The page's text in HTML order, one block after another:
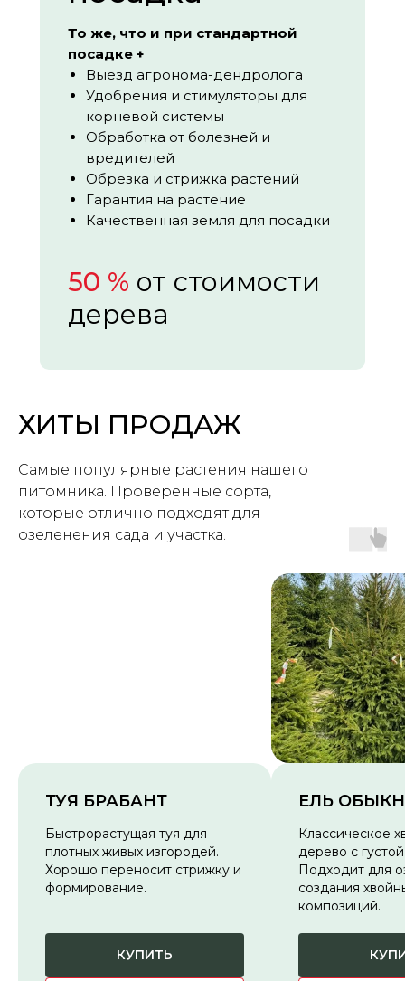
50 % от стоимости
дерева
То же, что и при стандартной
посадке +
Выезд агронома-дендролога
Удобрения и стимуляторы для
корневой системы
Обработка от болезней и
вредителей
Обрезка и стрижка растений
Гарантия на растение
Качественная земля для посадки
ХИТЫ ПРОДАЖ
Самые популярные растения нашего
питомника. Проверенные сорта,
которые отлично подходят для
озеленения сада и участка.
ТУЯ БРАБАНТ
Быстрорастущая туя для
плотных живых изгородей.
Хорошо переносит стрижку и
формирование.
КУПИТЬ
ЕЛЬ
Классическое
дерево с
Подходит для
создания
композиций.